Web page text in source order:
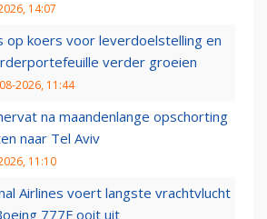
14:07
op koers voor leverdoelstelling en
verder groeien
2026, 11:44
na maandenlange opschorting
naar Tel Aviv
11:10
Airlines voert langste vrachtvlucht
777F ooit uit